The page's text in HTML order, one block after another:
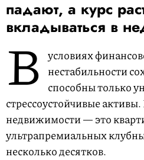
падают, а курс
вкладываться в
В условиях
нестабильности
способны только
стрессоустойчивые
недвижимости — это
ультрапремиальных
несколько десятков.